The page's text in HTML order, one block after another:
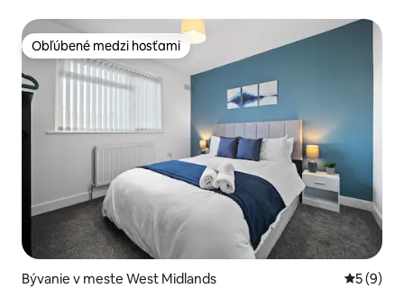
Obľúbené medzi hosťami
Obľúbené medzi hosťami
Bývanie v meste West Midlands
5 (9)